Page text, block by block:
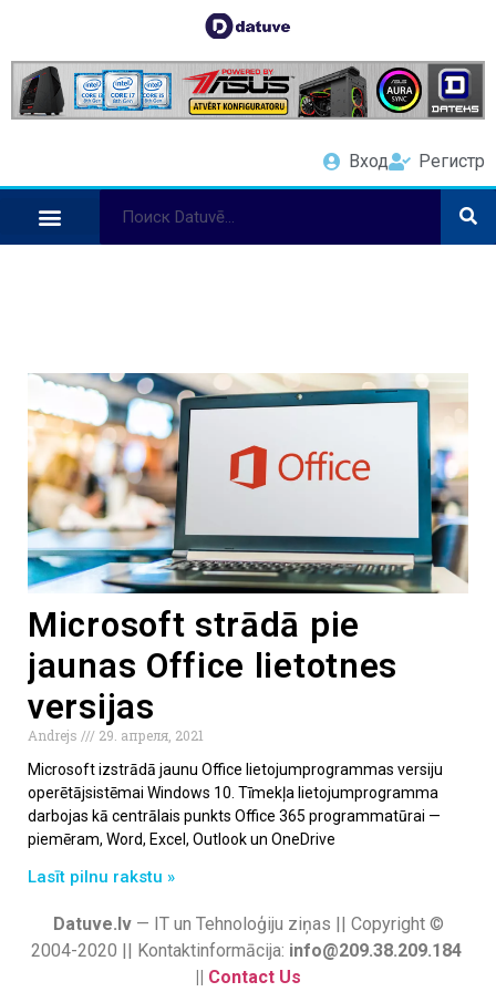
Вход Регистр
Microsoft strādā pie
jaunas Office lietotnes
versijas
Andrejs
29. апреля, 2021
Microsoft izstrādā jaunu Office lietojumprogrammas versiju
operētājsistēmai Windows 10. Tīmekļa lietojumprogramma
darbojas kā centrālais punkts Office 365 programmatūrai —
piemēram, Word, Excel, Outlook un OneDrive
Lasīt pilnu rakstu »
Datuve.lv— IT un Tehnoloģiju ziņas || Copyright ©
2004-2020 || Kontaktinformācija: info@209.38.209.184
|| Contact Us